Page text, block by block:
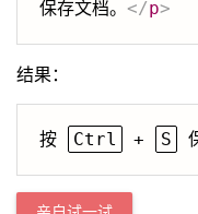
保存文档。 </p>
结果：
按 Ctrl + S